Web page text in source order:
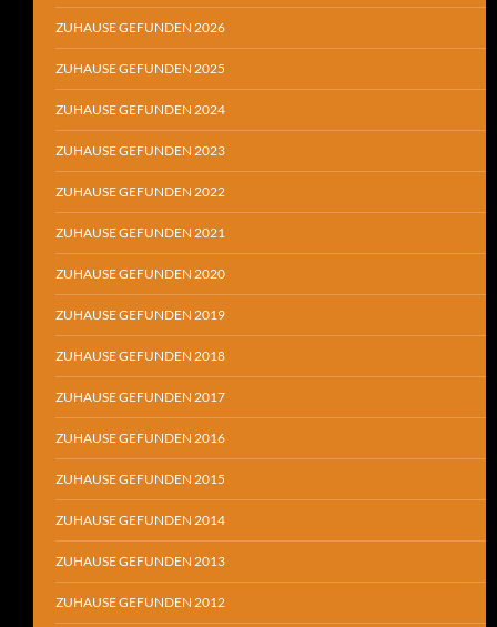
ZUHAUSE GEFUNDEN 2026
ZUHAUSE GEFUNDEN 2025
ZUHAUSE GEFUNDEN 2024
ZUHAUSE GEFUNDEN 2023
ZUHAUSE GEFUNDEN 2022
ZUHAUSE GEFUNDEN 2021
ZUHAUSE GEFUNDEN 2020
ZUHAUSE GEFUNDEN 2019
ZUHAUSE GEFUNDEN 2018
ZUHAUSE GEFUNDEN 2017
ZUHAUSE GEFUNDEN 2016
ZUHAUSE GEFUNDEN 2015
ZUHAUSE GEFUNDEN 2014
ZUHAUSE GEFUNDEN 2013
ZUHAUSE GEFUNDEN 2012